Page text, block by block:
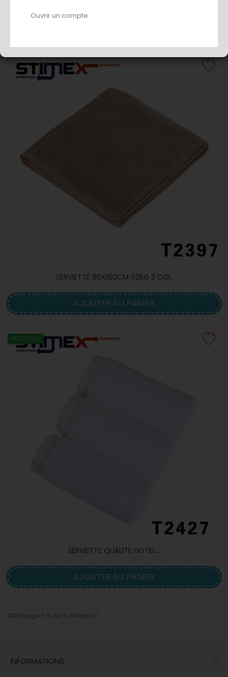
SERVIETTE 80X160CM 625G 3 COL
AJOUTER AU PANIER
NOUVEAU
SERVIETTE QUALITE HOTEL...
AJOUTER AU PANIER
Affichage 1-5 de 5 article(s)
Ouvrir un compte
INFORMATIONS